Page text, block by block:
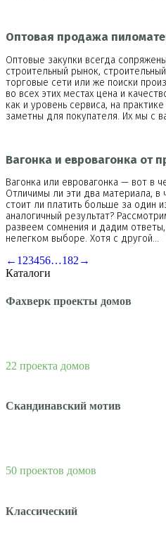
Оптовая продажа
Оптовые закупки всегда
строительный рынок,
торговые сети или же поиски
во всех этих местах цена и
как и уровень сервиса, на
заметны для покупателя. Их мы с
Вагонка и евровагонка от
Вагонка или евровагонка — вот в
Отличимы ли эти два материала,
стоит ли платить больше за один
аналогичный результат?
развеем сомнения и дадим
нелегком выборе. Хотя с другой…
← 1 23456…182 →
Каталоги
Фахверк проекты домов
22 проекта домов
Скандинавский мотив
50 проектов домов
Классический